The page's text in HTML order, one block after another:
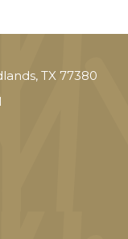
TX 77380